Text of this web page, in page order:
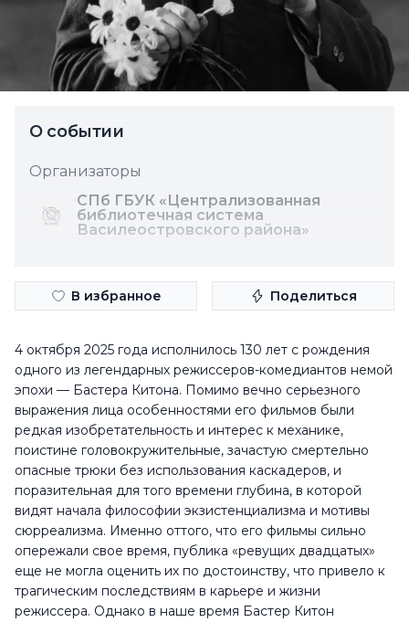
О событии
Организаторы
СПб ГБУК «Централизованная
библиотечная система
Василеостровского района»
В избранное Поделиться
4 октября 2025 года исполнилось 130 лет с рождения
одного из легендарных режиссеров-комедиантов немой
эпохи — Бастера Китона. Помимо вечно серьезного
выражения лица особенностями его фильмов были
редкая изобретательность и интерес к механике,
поистине головокружительные, зачастую смертельно
опасные трюки без использования каскадеров, и
поразительная для того времени глубина, в которой
видят начала философии экзистенциализма и мотивы
сюрреализма. Именно оттого, что его фильмы сильно
опережали свое время, публика «ревущих двадцатых»
еще не могла оценить их по достоинству, что привело к
трагическим последствиям в карьере и жизни
режиссера. Однако в наше время Бастер Китон